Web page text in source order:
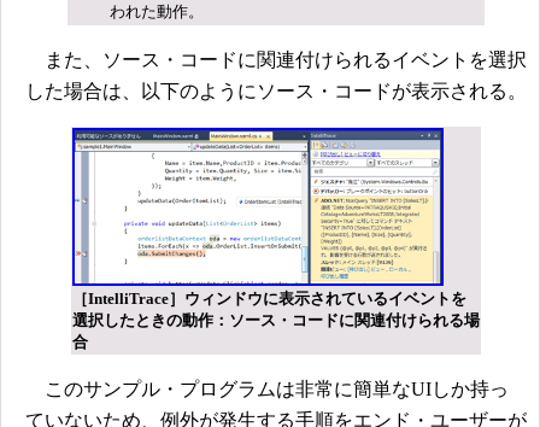
われた動作。
また、ソース・コードに関連付けられるイベントを選択
した場合は、以下のようにソース・コードが表示される。
［IntelliTrace］ウィンドウに表示されているイベントを
選択したときの動作：ソース・コードに関連付けられる場
合
このサンプル・プログラムは非常に簡単なUIしか持っ
ていないため、例外が発生する手順をエンド・ユーザーが